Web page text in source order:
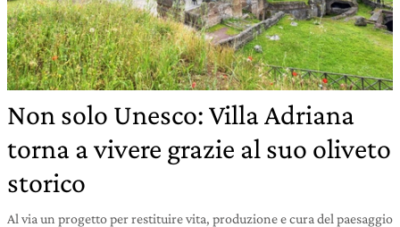
Non solo Unesco: Villa Adriana
torna a vivere grazie al suo oliveto
storico
Al via un progetto per restituire vita, produzione e cura del paesaggio